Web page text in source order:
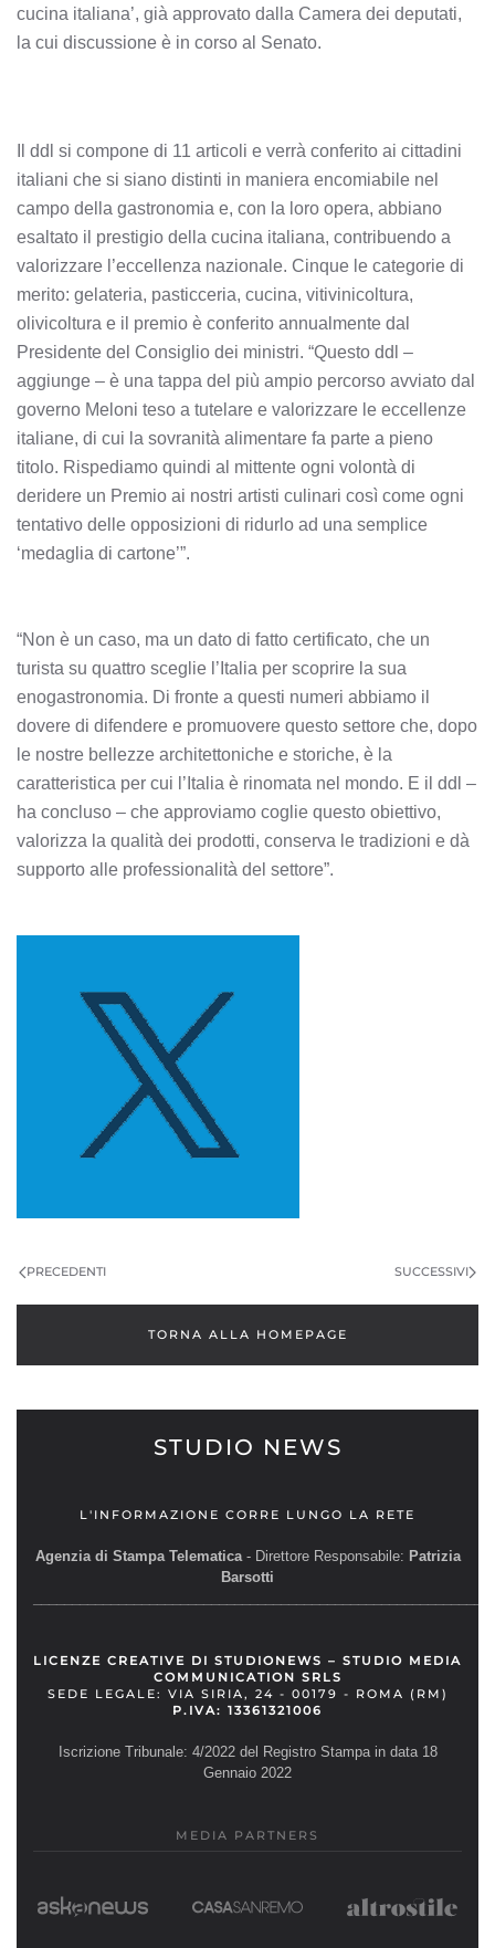
cucina italiana’, già approvato dalla Camera dei deputati,
la cui discussione è in corso al Senato.
Il ddl si compone di 11 articoli e verrà conferito ai cittadini
italiani che si siano distinti in maniera encomiabile nel
campo della gastronomia e, con la loro opera, abbiano
esaltato il prestigio della cucina italiana, contribuendo a
valorizzare l’eccellenza nazionale. Cinque le categorie di
merito: gelateria, pasticceria, cucina, vitivinicoltura,
olivicoltura e il premio è conferito annualmente dal
Presidente del Consiglio dei ministri. “Questo ddl –
aggiunge – è una tappa del più ampio percorso avviato dal
governo Meloni teso a tutelare e valorizzare le eccellenze
italiane, di cui la sovranità alimentare fa parte a pieno
titolo. Rispediamo quindi al mittente ogni volontà di
deridere un Premio ai nostri artisti culinari così come ogni
tentativo delle opposizioni di ridurlo ad una semplice
‘medaglia di cartone’”.
“Non è un caso, ma un dato di fatto certificato, che un
turista su quattro sceglie l’Italia per scoprire la sua
enogastronomia. Di fronte a questi numeri abbiamo il
dovere di difendere e promuovere questo settore che, dopo
le nostre bellezze architettoniche e storiche, è la
caratteristica per cui l’Italia è rinomata nel mondo. E il ddl –
ha concluso – che approviamo coglie questo obiettivo,
valorizza la qualità dei prodotti, conserva le tradizioni e dà
supporto alle professionalità del settore”.
PRECEDENTI SUCCESSIVI
TORNA ALLA HOMEPAGE
STUDIO NEWS
L'INFORMAZIONE CORRE LUNGO LA RETE
Agenzia di Stampa Telematica- Direttore Responsabile: Patrizia
Barsotti
LICENZE CREATIVE DI STUDIONEWS – STUDIO MEDIA
COMMUNICATION SRLS
SEDE LEGALE: VIA SIRIA, 24 - 00179 - ROMA (RM)
P.IVA: 13361321006
Iscrizione Tribunale: 4/2022 del Registro Stampa in data 18
Gennaio 2022
MEDIA PARTNERS